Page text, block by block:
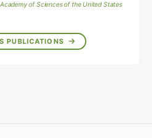
of Sciences of the United States
PUBLICATIONS